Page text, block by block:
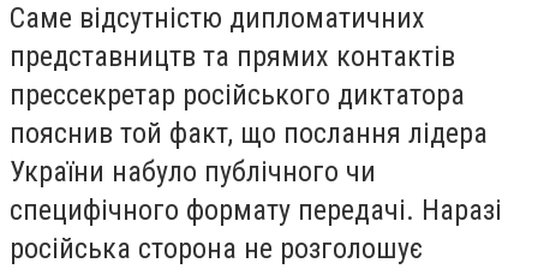
Саме відсутністю дипломатичних
представництв та прямих контактів
прессекретар російського диктатора
пояснив той факт, що послання лідера
України набуло публічного чи
специфічного формату передачі. Наразі
російська сторона не розголошує